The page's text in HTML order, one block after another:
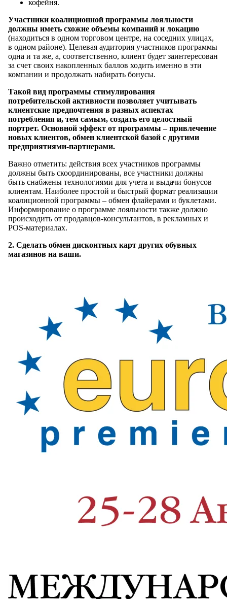
кофейня.
Участники коалиционной программы лояльности
должны иметь схожие объемы компаний и локацию
(находиться в одном торговом центре, на соседних улицах,
в одном районе). Целевая аудитория участников программы
одна и та же, а, соответственно, клиент будет заинтересован
за счет своих накопленных баллов ходить именно в эти
компании и продолжать набирать бонусы.
Такой вид программы стимулирования
потребительской активности позволяет учитывать
клиентские предпочтения в разных аспектах
потребления и, тем самым, создать его целостный
портрет. Основной эффект от программы – привлечение
новых клиентов, обмен клиентской базой с другими
предприятиями-партнерами.
Важно отметить: действия всех участников программы
должны быть скоординированы, все участники должны
быть снабжены технологиями для учета и выдачи бонусов
клиентам. Наиболее простой и быстрый формат реализации
коалиционной программы – обмен флайерами и буклетами.
Информирование о программе лояльности также должно
происходить от продавцов-консультантов, в рекламных и
POS-материалах.
2. Сделать обмен дисконтных карт других обувных
магазинов на ваши.